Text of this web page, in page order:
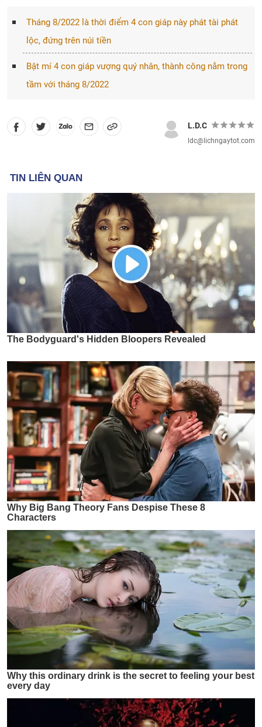
Tháng 8/2022 là thời điểm 4 con giáp này phát tài phát
lộc, đứng trên núi tiền
Bật mí 4 con giáp vượng quý nhân, thành công nằm trong
tầm với tháng 8/2022
L.D.C
ldc@lichngaytot.com